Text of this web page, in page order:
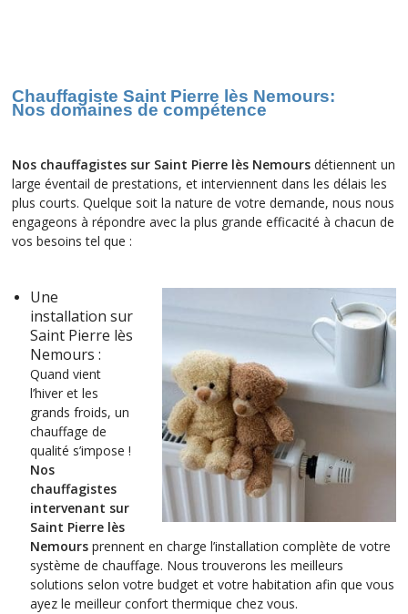
Chauffagiste Saint Pierre lès Nemours:
Nos domaines de compétence
Nos chauffagistes sur Saint Pierre lès Nemours détiennent un
large éventail de prestations, et interviennent dans les délais les
plus courts. Quelque soit la nature de votre demande, nous nous
engageons à répondre avec la plus grande efficacité à chacun de
vos besoins tel que :
Une
installation sur
Saint Pierre lès
Nemours :
Quand vient
l’hiver et les
grands froids, un
chauffage de
qualité s’impose !
Nos
chauffagistes
intervenant sur
Saint Pierre lès
Nemours prennent en charge l’installation complète de votre
système de chauffage. Nous trouverons les meilleurs
solutions selon votre budget et votre habitation afin que vous
ayez le meilleur confort thermique chez vous.